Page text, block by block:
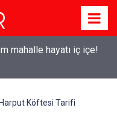
mahalle hayatı iç içe!
Harput Köftesi Tarifi